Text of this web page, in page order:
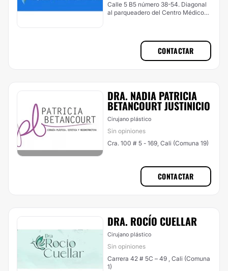
Calle 5 B5 número 38-54. Diagonal
al parqueadero del Centro Médico
CONTACTAR
DRA. NADIA PATRICIA
BETANCOURT JUSTINICIO
Cirujano plástico
Sin opiniones
Cra. 100 # 5 - 169, Cali (Comuna 19)
CONTACTAR
DRA. ROCÍO CUELLAR
Cirujano plástico
Sin opiniones
Carrera 42 # 5C – 49 , Cali (Comuna
1)